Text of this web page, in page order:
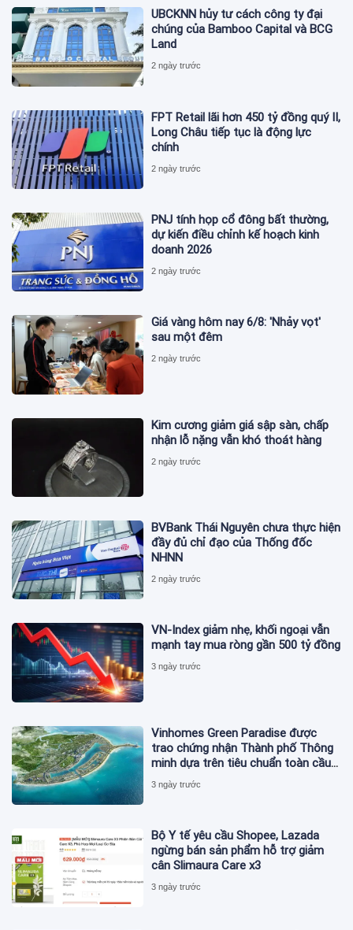
UBCKNN hủy tư cách công ty đại
chúng của Bamboo Capital và BCG
Land
2 ngày trước
FPT Retail lãi hơn 450 tỷ đồng quý II,
Long Châu tiếp tục là động lực
chính
2 ngày trước
PNJ tính họp cổ đông bất thường,
dự kiến điều chỉnh kế hoạch kinh
doanh 2026
2 ngày trước
Giá vàng hôm nay 6/8: 'Nhảy vọt'
sau một đêm
2 ngày trước
Kim cương giảm giá sập sàn, chấp
nhận lỗ nặng vẫn khó thoát hàng
2 ngày trước
BVBank Thái Nguyên chưa thực hiện
đầy đủ chỉ đạo của Thống đốc
NHNN
2 ngày trước
VN-Index giảm nhẹ, khối ngoại vẫn
mạnh tay mua ròng gần 500 tỷ đồng
3 ngày trước
Vinhomes Green Paradise được
trao chứng nhận Thành phố Thông
minh dựa trên tiêu chuẩn toàn cầu
ISO 37122
3 ngày trước
Bộ Y tế yêu cầu Shopee, Lazada
ngừng bán sản phẩm hỗ trợ giảm
cân Slimaura Care x3
3 ngày trước